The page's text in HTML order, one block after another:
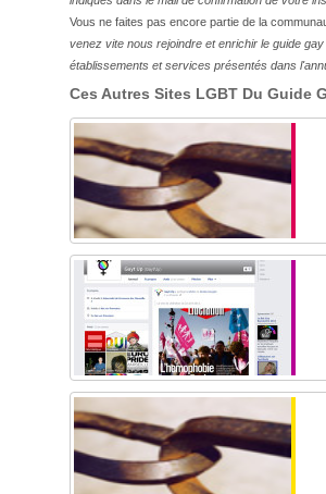
Vous ne faites pas encore partie de la
venez vite nous rejoindre et enrichir le guide
établissements et services présentés dans
Ces Autres Sites LGBT Du Guide